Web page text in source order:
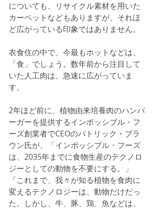
についても、リサイクル素材を用いた
カーペットなどもありますが、それほ
ど広がっている印象ではありません。
衣食住の中で、今最もホットなどは、
「食」でしょう。数年前から注目して
いた人工肉は、急速に広がっていま
す。
2年ほど前に、植物由来培養肉のハンバ
ーガーを提供するインポッシブル・フ
ーズ創業者でCEOのパトリック・ブラ
ウン氏が、「インポッシブル・フーズ
は、2035年までに食物生産のテクノロ
ジーとしての動物を不要にする。」
「これまで、我々が知る植物を食肉に
変えるテクノロジーは、動物だけだっ
た。しかし、牛、豚、鶏、魚などは、